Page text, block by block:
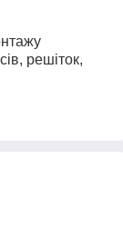
решіток,